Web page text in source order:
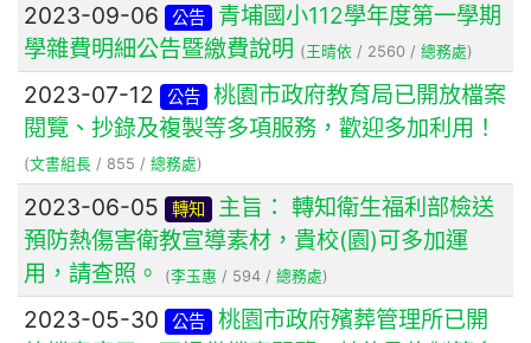
2023-09-06 公告
青埔國小112學年度第一學期
學雜費明細公告暨繳費說明 (王晴依 / 2560 / 總務處)
2023-07-12 公告
桃園市政府教育局已開放檔案
閱覽、抄錄及複製等多項服務，歡迎多加利用！
(文書組長 / 855 / 總務處)
2023-06-05 轉知
主旨： 轉知衛生福利部檢送
預防熱傷害衛教宣導素材，貴校(園)可多加運
用，請查照。
(李玉惠 / 594 / 總務處)
2023-05-30 公告
桃園市政府殯葬管理所已開